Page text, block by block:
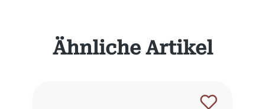
Produktgalerie überspringen
Ähnliche Artikel